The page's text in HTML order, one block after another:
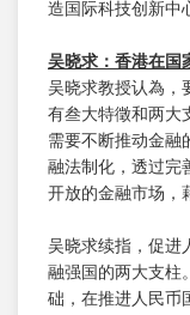
造国际科技创新中
吴晓求：香港在国
吴晓求教授认為，
有叁大特徵和两大
需要不断推动金融
融法制化，透过完
开放的金融市场，
吴晓求续指，促进
融强国的两大支柱
础，在推进人民币